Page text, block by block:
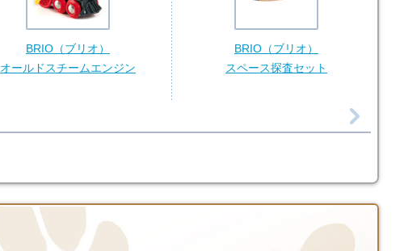
BRIO（ブリオ）
オールドスチームエンジン
BRIO（ブリオ）
スペース探査セット